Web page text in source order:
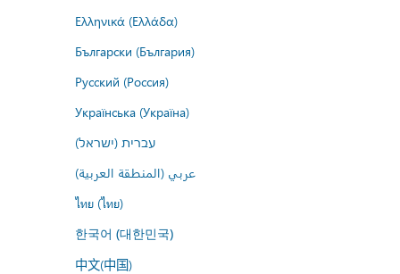
Ελληνικά (Ελλάδα)
Български (България)
Русский (Россия)
Українська (Україна)
עברית (ישראל)
عربي (المنطقة العربية)
ไทย (ไทย)
한국어 (대한민국)
中文(中国)